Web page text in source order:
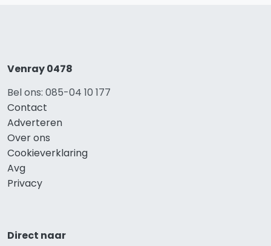
Venray 0478
Bel ons: 085-04 10 177
Contact
Adverteren
Over ons
Cookieverklaring
Avg
Privacy
Direct naar